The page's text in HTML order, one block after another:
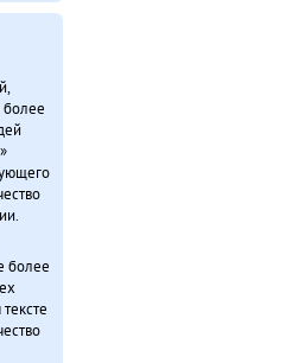
(2013)
булталин» [2] (2013)
(2013)
более
более